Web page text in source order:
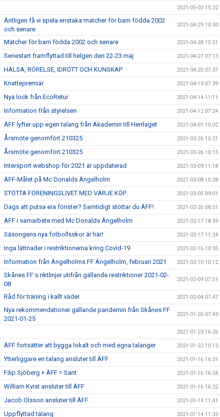
2021-05-03 15:22
Äntligen få vi spela enstaka matcher för barn födda 2002
och senare
2021-04-29 10:30
Matcher för barn födda 2002 och senare 2021-04-28 15:51
Seriestart framflyttad till helgen den 22-23 maj 2021-04-27 07:13
HÄLSA, RÖRELSE, IDROTT OCH KUNSKAP 2021-04-20 07:37
Knattepremiär 2021-04-19 07:39
Nya lock från EcoRetur 2021-04-14 11:11
Information från styrelsen 2021-04-12 07:24
ÄFF lyfter upp egen talang från Akademin till Herrlaget 2021-04-01 10:02
Årsmöte genomfört 210325 2021-03-26 10:21
Årsmöte genomfört 210325 2021-03-26 10:15
Intersport webshop för 2021 är uppdaterad 2021-03-09 11:18
ÄFF-Målet på Mc Donalds Ängelholm 2021-03-08 10:28
STÖTTA FÖRENINGSLIVET MED VARJE KÖP 2021-03-05 09:01
Dags att putsa era fönster? Samtidigt stöttar du ÄFF! 2021-02-26 08:51
ÄFF i samarbete med Mc Donalds Ängelholm 2021-02-17 18:59
Säsongens nya fotbollsskor är här! 2021-02-17 11:24
Inga lättnader i restriktionerna kring Covid-19 2021-02-16 10:35
Information från Ängelholms FF Ängelholm, februari 2021 2021-02-10 10:12
Skånes FF:s riktlinjer utifrån gällande restriktioner 2021-02-
08
2021-02-09 07:51
Råd för träning i kallt väder. 2021-02-04 07:47
Nya rekommendationer gällande pandemin från Skånes FF
2021-01-25
2021-01-26 07:43
2021-01-23 16:26
ÄFF fortsätter att bygga lokalt och med egna talanger 2021-01-22 10:13
Ytterliggare en talang ansluter till ÄFF 2021-01-16 16:31
Filip Sjöberg + ÄFF = Sant 2021-01-16 16:24
William Kvist ansluter till ÄFF 2021-01-16 16:22
Jacob Olsson ansluter till ÄFF 2021-01-14 11:41
Uppflyttad talang 2021-01-14 11:33